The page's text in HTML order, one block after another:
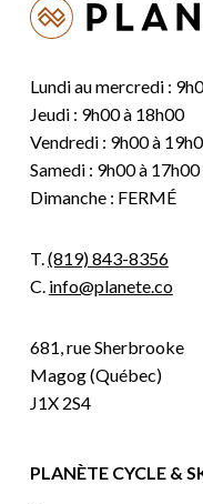
Lundi au mercredi :
Jeudi : 9h00 à 18h00
Vendredi : 9h00 à
Samedi : 9h00 à 17h00
Dimanche : FERMÉ
T.(819) 843-8356
C. info@planete.co
681, rue Sherbrooke
Magog (Québec)
J1X 2S4
PLANÈTE CYCLE &